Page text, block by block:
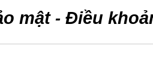
mật - Điều